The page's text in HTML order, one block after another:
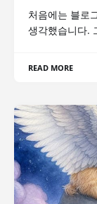
처음에는 블로
생각했습니다.
READ MORE